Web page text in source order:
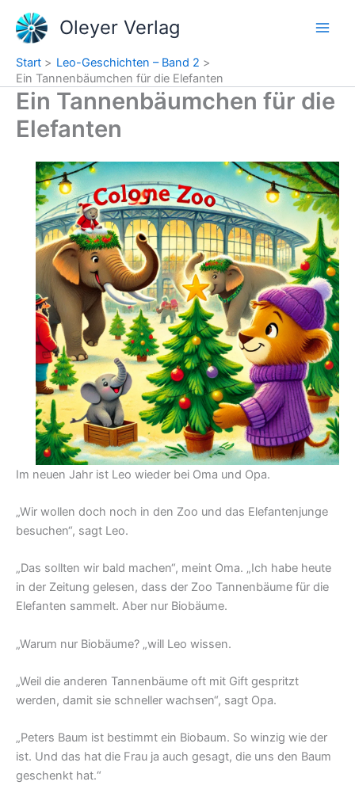
Inhalt
springen
Oleyer Verlag
Start
Leo-Geschichten – Band 2
Ein Tannenbäumchen für die Elefanten
Ein Tannenbäumchen für die
Elefanten
Im neuen Jahr ist Leo wieder bei Oma und Opa.
„Wir wollen doch noch in den Zoo und das Elefantenjunge
besuchen“, sagt Leo.
„Das sollten wir bald machen“, meint Oma. „Ich habe heute
in der Zeitung gelesen, dass der Zoo Tannenbäume für die
Elefanten sammelt. Aber nur Biobäume.
„Warum nur Biobäume? „will Leo wissen.
„Weil die anderen Tannenbäume oft mit Gift gespritzt
werden, damit sie schneller wachsen“, sagt Opa.
„Peters Baum ist bestimmt ein Biobaum. So winzig wie der
ist. Und das hat die Frau ja auch gesagt, die uns den Baum
geschenkt hat.“